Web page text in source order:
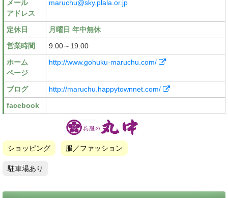
メール
アドレス
maruchu@sky.plala.or.jp
定休日
月曜日 年中無休
営業時間
9:00～19:00
ホーム
ページ
http://www.gohuku-maruchu.com/
ブログ
http://maruchu.happytownnet.com/
facebook
ショッピング 服／ファッション
駐車場あり